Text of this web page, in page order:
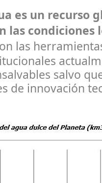
es un recurso
las condiciones
las
salvo
de innovación